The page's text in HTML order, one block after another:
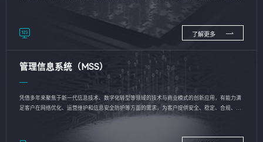
了解更多
管理信息系统（MSS）
凭借多年来聚焦于新一代信息技术、数字化转型等领域的技术与商业模式的创新应用，有能力满
足客户在网络优化、运营维护和信息安全防护等方面的需求，为客户提供安全、稳定、合规、持